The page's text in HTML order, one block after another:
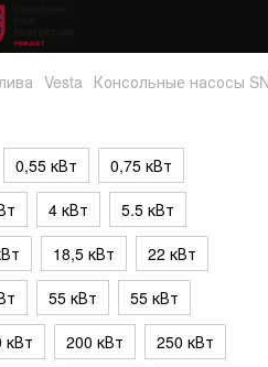
Vesta Консольные насосы
0,55 кВт
0,75 кВт
4 кВт
5.5 кВт
18,5 кВт
22 кВт
55 кВт
55 кВт
кВт 200 кВт
250 кВт